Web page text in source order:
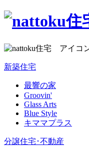
新築住宅
最響の家
Groovin'
Glass Arts
Blue Style
キママプラス
分譲住宅･不動産